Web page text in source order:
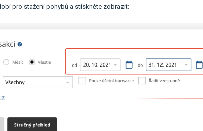
pro stažení pohybů a stiskněte zobrazit: